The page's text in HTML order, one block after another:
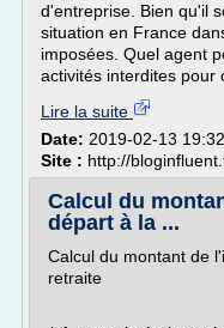
d'entreprise. Bien qu'il
situation en France
imposées. Quel agent
activités interdites pour
Lire la suite
Date: 2019-02-13
Site : http://
Calcul du
départ à la ...
Calcul du montant de
retraite